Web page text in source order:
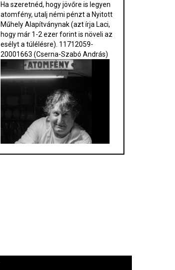
Ha szeretnéd, hogy jövőre is legyen
atomfény, utalj némi pénzt a Nyitott
Műhely Alapítványnak (azt írja Laci,
hogy már 1-2 ezer forint is növeli az
esélyt a túlélésre). 11712059-
20001663 (Cserna-Szabó András)